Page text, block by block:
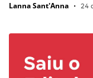
Lanna Sant'Anna • 24